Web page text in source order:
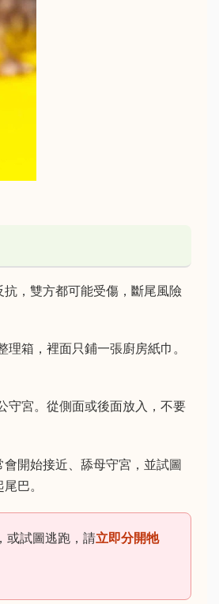
，雙方都可能受傷，斷尾風險
箱，裡面只鋪一張廚房紙巾。
守宮。從側面或後面放入，不要
開始接近、舔母守宮，並試圖
巴。
或試圖逃跑，請立即分開牠